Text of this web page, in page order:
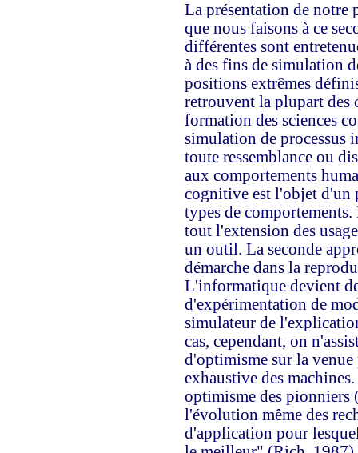
La présentation de
que nous faisons à ce
différentes sont
à des fins de simulation
positions extrêmes
retrouvent la plupart des
formation des sciences
simulation de processus
toute ressemblance ou
aux comportements
cognitive est l'objet d'un
types de
tout l'extension des
un outil. La seconde
démarche dans la
L'informatique devient
d'expérimentation de
simulateur de
cas, cependant, on
d'optimisme sur la
exhaustive des
optimisme des pionniers
l'évolution même des
d'application pour